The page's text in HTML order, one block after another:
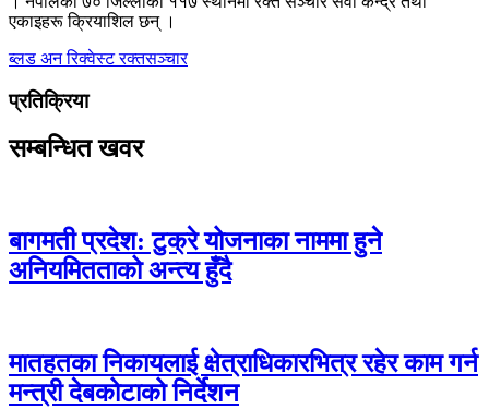
एकाइहरू क्रियाशिल छन् ।
ब्लड अन रिक्वेस्टरक्तसञ्चार
प्रतिक्रिया
सम्बन्धित खवर
बागमती प्रदेश: टुक्रे योजनाका नाममा हुने
अनियमितताको अन्त्य हुँदै
मातहतका निकायलाई क्षेत्राधिकारभित्र रहेर काम गर्न
मन्त्री देबकोटाको निर्देशन